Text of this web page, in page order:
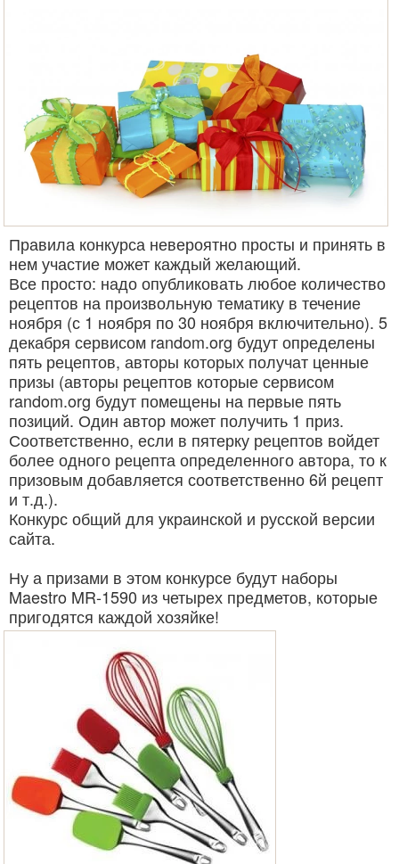
Правила конкурса невероятно просты и принять в
нем участие может каждый желающий.
Все просто: надо опубликовать любое количество
рецептов на произвольную тематику в течение
ноября (с 1 ноября по 30 ноября включительно). 5
декабря сервисом random.org будут определены
пять рецептов, авторы которых получат ценные
призы (авторы рецептов которые сервисом
random.org будут помещены на первые пять
позиций. Один автор может получить 1 приз.
Соответственно, если в пятерку рецептов войдет
более одного рецепта определенного автора, то к
призовым добавляется соответственно 6й рецепт
и т.д.).
Конкурс общий для украинской и русской версии
сайта.
Ну а призами в этом конкурсе будут наборы
Maestro MR-1590 из четырех предметов, которые
пригодятся каждой хозяйке!